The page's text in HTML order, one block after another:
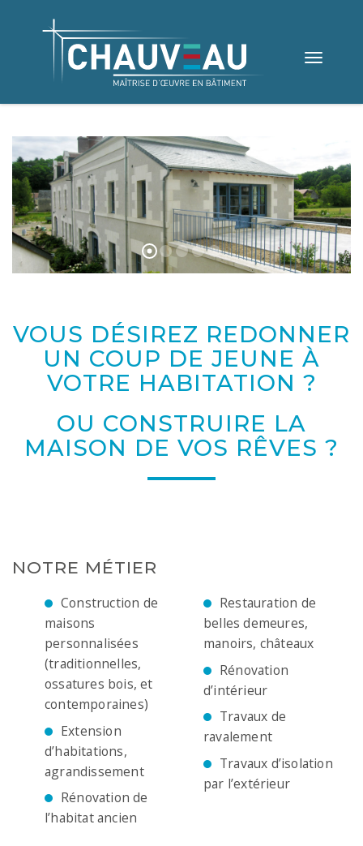
Toggle
VOUS DÉSIREZ REDONNER
UN COUP DE JEUNE À
VOTRE HABITATION ?
OU CONSTRUIRE LA
MAISON DE VOS RÊVES ?
NOTRE MÉTIER
Construction de
maisons
personnalisées
(traditionnelles,
ossatures bois, et
contemporaines)
Extension
d’habitations,
agrandissement
Rénovation de
l’habitat ancien
Restauration de
belles demeures,
manoirs, châteaux
Rénovation
d’intérieur
Travaux de
ravalement
Travaux d’isolation
par l’extérieur